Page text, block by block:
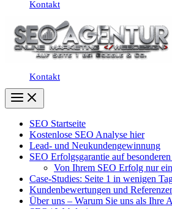
Kontakt
Kontakt
SEO Startseite
Kostenlose SEO Analyse hier
Lead- und Neukundengewinnung
SEO Erfolgsgarantie auf
Von Ihrem SEO Erfolg nur
Case-Studies: Seite 1 in wenigen
Kundenbewertungen und
Über uns – Warum Sie uns als Ihre